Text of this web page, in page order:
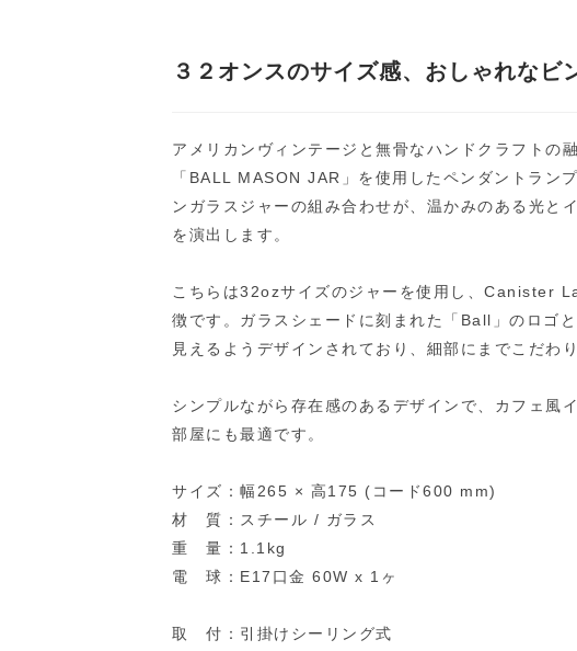
３２オンスのサイズ感、おしゃれなビ
アメリカンヴィンテージと無骨なハンドクラフトの
「BALL MASON JAR」を使用したペンダントラン
ンガラスジャーの組み合わせが、温かみのある光と
を演出します。
こちらは32ozサイズのジャーを使用し、Canister
徴です。ガラスシェードに刻まれた「Ball」のロゴ
見えるようデザインされており、細部にまでこだわ
シンプルながら存在感のあるデザインで、カフェ風
部屋にも最適です。
サイズ：幅265 × 高175 (コード600 mm)
材 質：スチール / ガラス
重 量：1.1kg
電 球：E17口金 60W x 1ヶ
取 付：引掛けシーリング式